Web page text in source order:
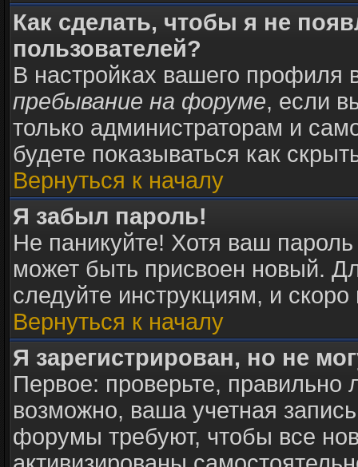
Как сделать, чтобы я не
пользователей?
В настройках вашего
пребывание на форуме, если
только администраторам и
будете показываться как
Вернуться к началу
Я забыл пароль!
Не паникуйте! Хотя ваш
может быть присвоен новый.
следуйте инструкциям, и
Вернуться к началу
Я зарегистрирован, но не
Первое: проверьте,
возможно, ваша учетная
форумы требуют, чтобы все